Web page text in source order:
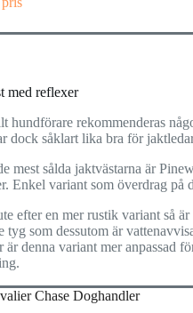
med reflexer
hundförare rekommenderas
dock såklart lika bra för
mest sålda jaktvästarna är
Enkel variant som överdrag på
efter en mer rustik variant så
tyg som dessutom är
är denna variant mer anpassad